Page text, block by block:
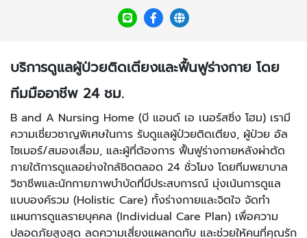
บริการดูแลผู้ป่วยติดเตียงและฟื้นฟูร่างกาย โดย
ทีมมืออาชีพ 24 ชม.
B and A Nursing Home (บี แอนด์ เอ เนอร์สซิ่ง โฮม) เรามี
ความเชี่ยวชาญพิเศษในการ รับดูแลผู้ป่วยติดเตียง, ผู้ป่วย อัล
ไซเมอร์/สมองเสื่อม, และผู้ที่ต้องการ ฟื้นฟูร่างกายหลังผ่าตัด
ภายใต้การดูแลอย่างใกล้ชิดตลอด 24 ชั่วโมง โดยทีมพยาบาล
วิชาชีพและนักกายภาพบำบัดที่มีประสบการณ์ มุ่งเน้นการดูแล
แบบองค์รวม (Holistic Care) ทั้งร่างกายและจิตใจ จัดทำ
แผนการดูแลรายบุคคล (Individual Care Plan) เพื่อความ
ปลอดภัยสูงสุด ลดความเสี่ยงแผลกดทับ และช่วยให้คนที่คุณรัก